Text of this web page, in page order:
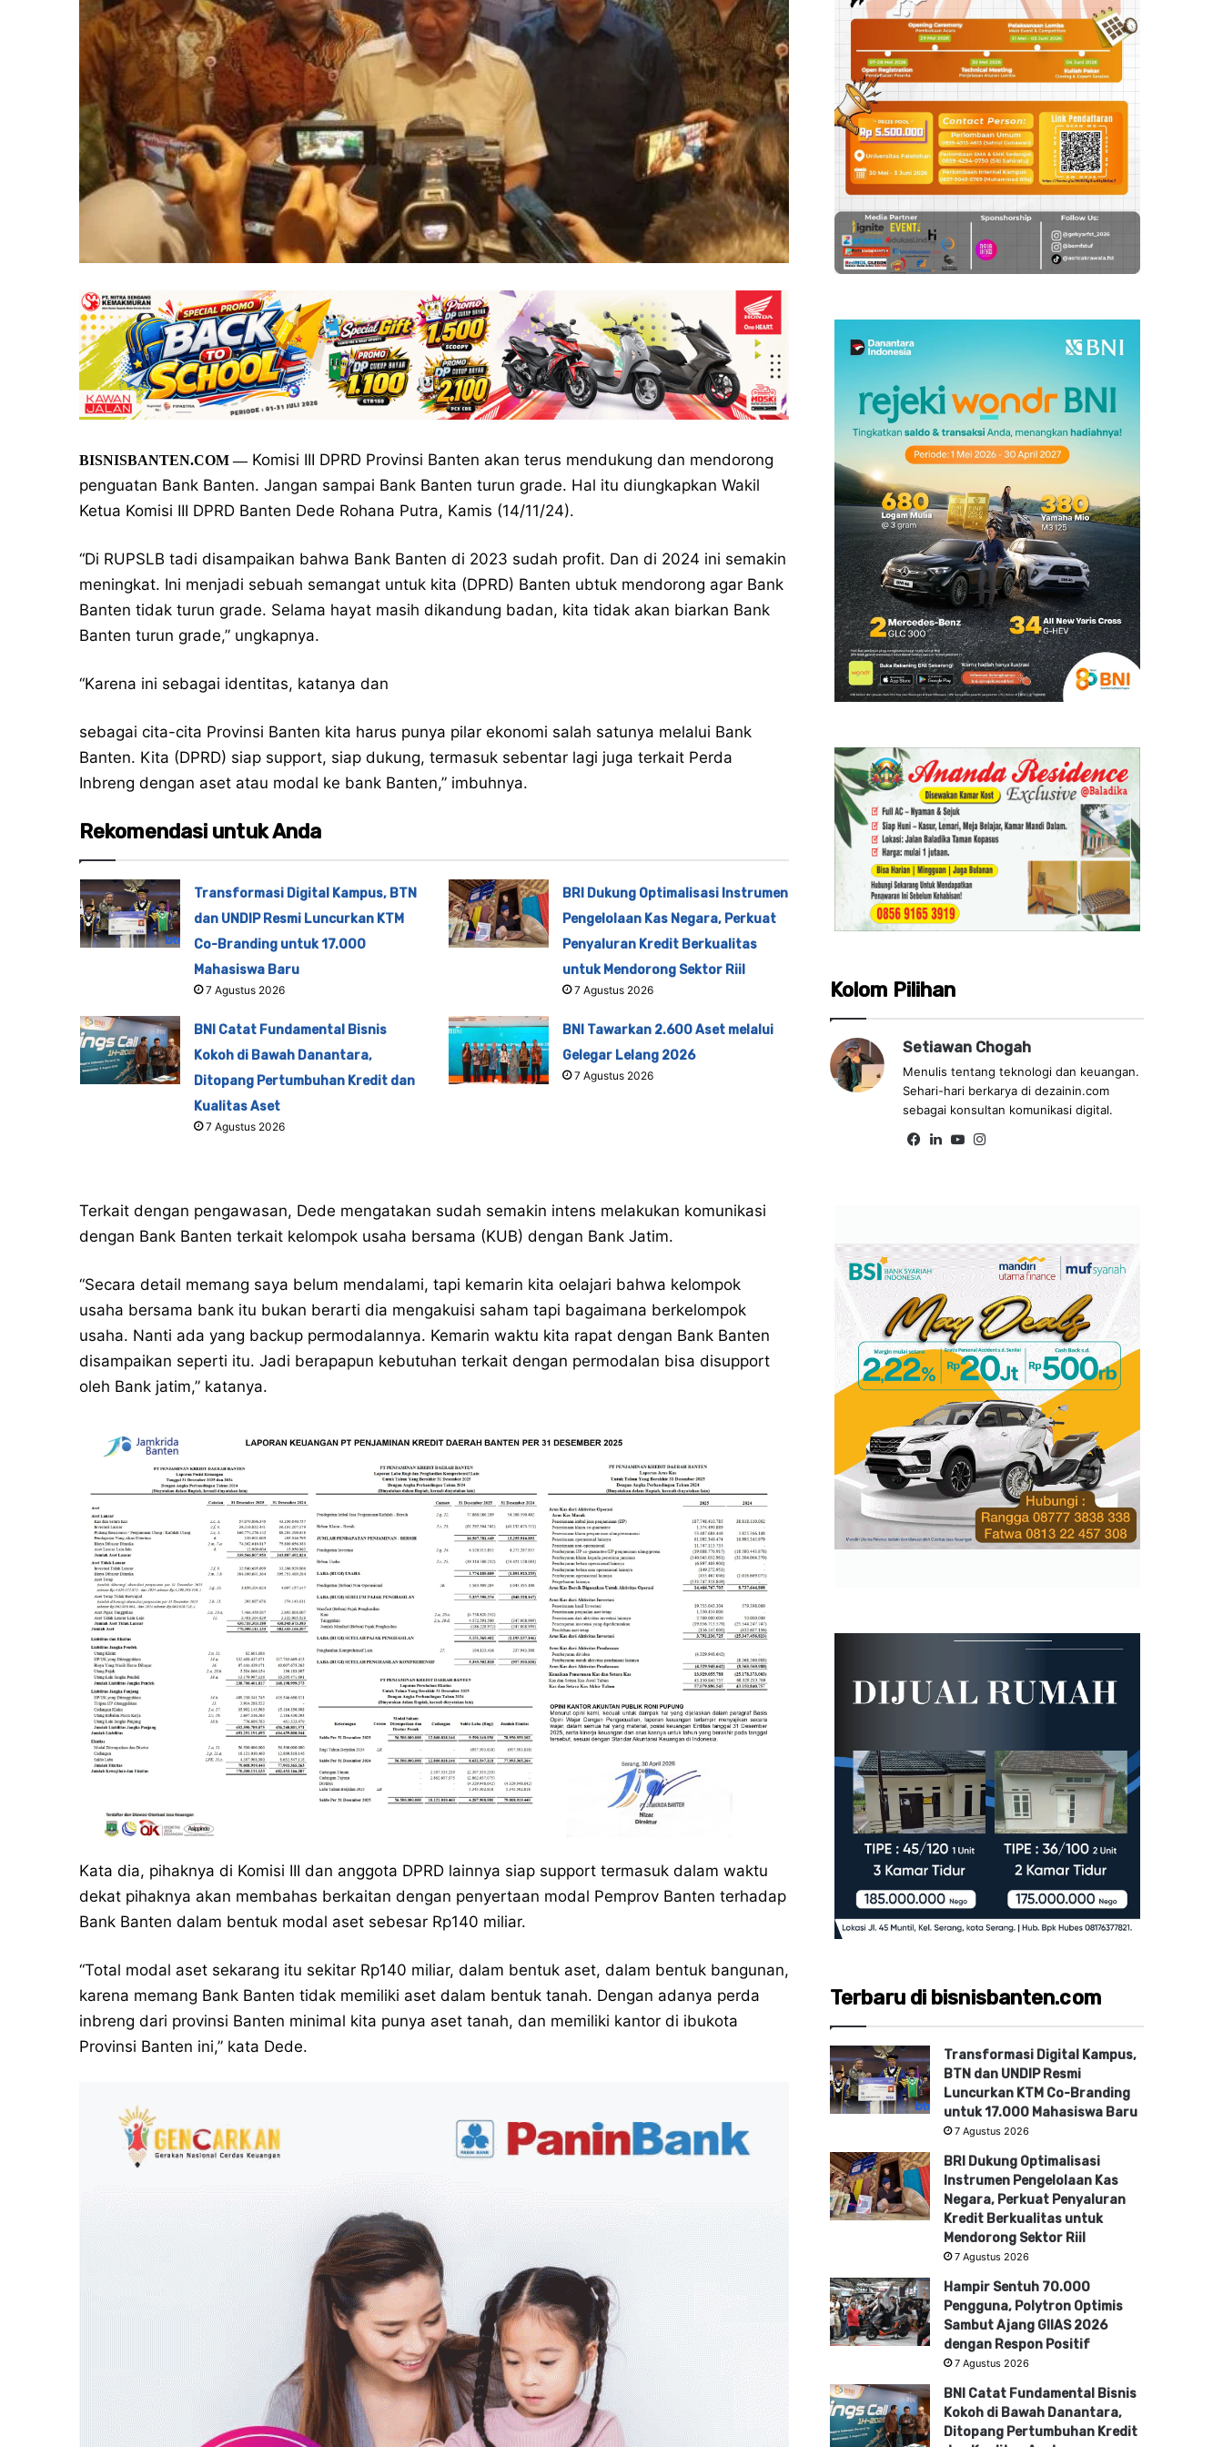
BISNISBANTEN.COM—Komisi III DPRD Provinsi Banten akan terus mendukung dan mendorong
penguatan Bank Banten. Jangan sampai Bank Banten turun grade. Hal itu diungkapkan Wakil
Ketua Komisi III DPRD Banten Dede Rohana Putra, Kamis (14/11/24).
“Di RUPSLB tadi disampaikan bahwa Bank Banten di 2023 sudah profit. Dan di 2024 ini semakin
meningkat. Ini menjadi sebuah semangat untuk kita (DPRD) Banten ubtuk mendorong agar Bank
Banten tidak turun grade. Selama hayat masih dikandung badan, kita tidak akan biarkan Bank
Banten turun grade,” ungkapnya.
“Karena ini sebagai identitas, katanya dan
sebagai cita-cita Provinsi Banten kita harus punya pilar ekonomi salah satunya melalui Bank
Banten. Kita (DPRD) siap support, siap dukung, termasuk sebentar lagi juga terkait Perda
Inbreng dengan aset atau modal ke bank Banten,” imbuhnya.
Rekomendasi untuk Anda
Transformasi Digital Kampus, BTN
dan UNDIP Resmi Luncurkan KTM
Co-Branding untuk 17.000
Mahasiswa Baru
7 Agustus 2026
BRI Dukung Optimalisasi Instrumen
Pengelolaan Kas Negara, Perkuat
Penyaluran Kredit Berkualitas
untuk Mendorong Sektor Riil
7 Agustus 2026
BNI Catat Fundamental Bisnis
Kokoh di Bawah Danantara,
Ditopang Pertumbuhan Kredit dan
Kualitas Aset
7 Agustus 2026
BNI Tawarkan 2.600 Aset melalui
Gelegar Lelang 2026
7 Agustus 2026
Terkait dengan pengawasan, Dede mengatakan sudah semakin intens melakukan komunikasi
dengan Bank Banten terkait kelompok usaha bersama (KUB) dengan Bank Jatim.
“Secara detail memang saya belum mendalami, tapi kemarin kita oelajari bahwa kelompok
usaha bersama bank itu bukan berarti dia mengakuisi saham tapi bagaimana berkelompok
usaha. Nanti ada yang backup permodalannya. Kemarin waktu kita rapat dengan Bank Banten
disampaikan seperti itu. Jadi berapapun kebutuhan terkait dengan permodalan bisa disupport
oleh Bank jatim,” katanya.
Kata dia, pihaknya di Komisi III dan anggota DPRD lainnya siap support termasuk dalam waktu
dekat pihaknya akan membahas berkaitan dengan penyertaan modal Pemprov Banten terhadap
Bank Banten dalam bentuk modal aset sebesar Rp140 miliar.
“Total modal aset sekarang itu sekitar Rp140 miliar, dalam bentuk aset, dalam bentuk bangunan,
karena memang Bank Banten tidak memiliki aset dalam bentuk tanah. Dengan adanya perda
inbreng dari provinsi Banten minimal kita punya aset tanah, dan memiliki kantor di ibukota
Provinsi Banten ini,” kata Dede.
Kolom Pilihan
Setiawan Chogah
Menulis tentang teknologi dan keuangan.
Sehari-hari berkarya di dezainin.com
sebagai konsultan komunikasi digital.
Fa Lin Yo
Terbaru di bisnisbanten.com
Transformasi Digital Kampus,
BTN dan UNDIP Resmi
Luncurkan KTM Co-Branding
untuk 17.000 Mahasiswa Baru
7 Agustus 2026
BRI Dukung Optimalisasi
Instrumen Pengelolaan Kas
Negara, Perkuat Penyaluran
Kredit Berkualitas untuk
Mendorong Sektor Riil
7 Agustus 2026
Hampir Sentuh 70.000
Pengguna, Polytron Optimis
Sambut Ajang GIIAS 2026
dengan Respon Positif
7 Agustus 2026
BNI Catat Fundamental Bisnis
Kokoh di Bawah Danantara,
Ditopang Pertumbuhan Kredit